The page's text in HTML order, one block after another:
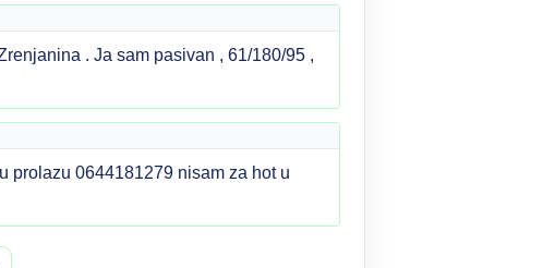
. Ja sam pasivan , 61/180/95 ,
prolazu 0644181279 nisam za hot u